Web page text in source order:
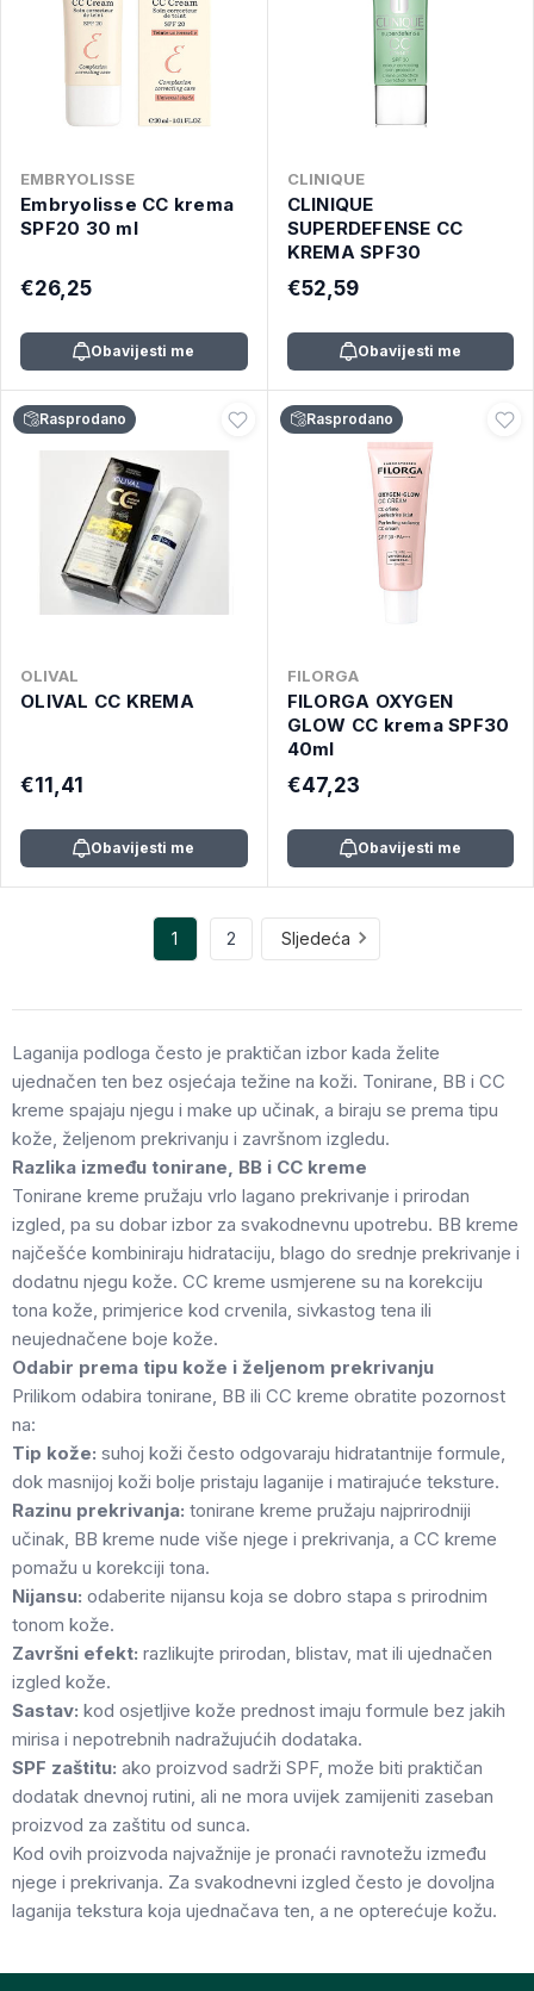
EMBRYOLISSE
Embryolisse CC krema
SPF20 30 ml
€26,25
Obavijesti me
CLINIQUE
CLINIQUE
SUPERDEFENSE CC
KREMA SPF30
€52,59
Obavijesti me
Rasprodano
OLIVAL
OLIVAL CC KREMA
€11,41
Obavijesti me
Rasprodano
FILORGA
FILORGA OXYGEN
GLOW CC krema SPF30
40ml
€47,23
Obavijesti me
1 2 Sljedeća
Laganija podloga često je praktičan izbor kada želite
ujednačen ten bez osjećaja težine na koži. Tonirane, BB i CC
kreme spajaju njegu i make up učinak, a biraju se prema tipu
kože, željenom prekrivanju i završnom izgledu.
Razlika između tonirane, BB i CC kreme
Tonirane kreme pružaju vrlo lagano prekrivanje i prirodan
izgled, pa su dobar izbor za svakodnevnu upotrebu. BB kreme
najčešće kombiniraju hidrataciju, blago do srednje prekrivanje i
dodatnu njegu kože. CC kreme usmjerene su na korekciju
tona kože, primjerice kod crvenila, sivkastog tena ili
neujednačene boje kože.
Odabir prema tipu kože i željenom prekrivanju
Prilikom odabira tonirane, BB ili CC kreme obratite pozornost
na:
Tip kože: suhoj koži često odgovaraju hidratantnije formule,
dok masnijoj koži bolje pristaju laganije i matirajuće teksture.
Razinu prekrivanja: tonirane kreme pružaju najprirodniji
učinak, BB kreme nude više njege i prekrivanja, a CC kreme
pomažu u korekciji tona.
Nijansu: odaberite nijansu koja se dobro stapa s prirodnim
tonom kože.
Završni efekt: razlikujte prirodan, blistav, mat ili ujednačen
izgled kože.
Sastav: kod osjetljive kože prednost imaju formule bez jakih
mirisa i nepotrebnih nadražujućih dodataka.
SPF zaštitu: ako proizvod sadrži SPF, može biti praktičan
dodatak dnevnoj rutini, ali ne mora uvijek zamijeniti zaseban
proizvod za zaštitu od sunca.
Kod ovih proizvoda najvažnije je pronaći ravnotežu između
njege i prekrivanja. Za svakodnevni izgled često je dovoljna
laganija tekstura koja ujednačava ten, a ne opterećuje kožu.